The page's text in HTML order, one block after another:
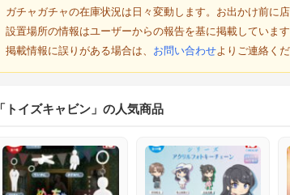
ガチャガチャの在庫状況は日々変動します。お出かけ前に
設置場所の情報はユーザーからの報告を基に掲載しています
掲載情報に誤りがある場合は、 お問い合わせよりご連絡くだ
「トイズキャビン」の人気商品